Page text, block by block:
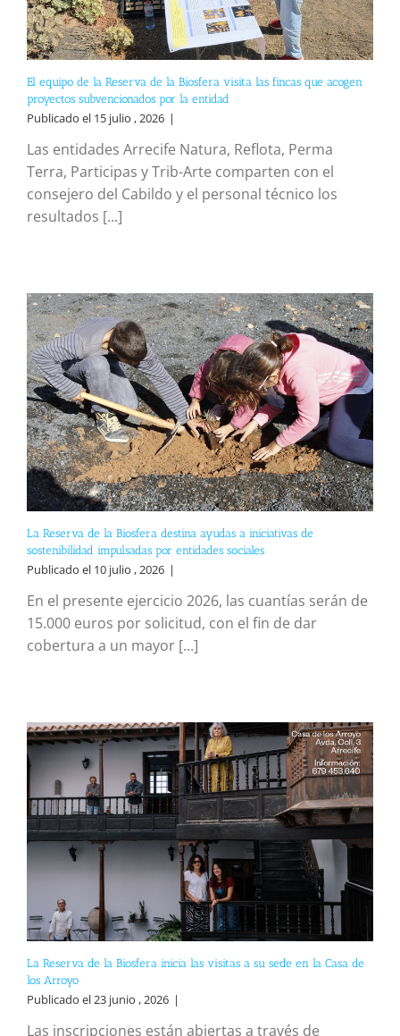
El equipo de la Reserva de la Biosfera visita las fincas que acogen
proyectos subvencionados por la entidad
Publicado el 15 julio , 2026 |
Las entidades Arrecife Natura, Reflota, Perma
Terra, Participas y Trib-Arte comparten con el
consejero del Cabildo y el personal técnico los
resultados [...]
La Reserva de la Biosfera destina ayudas a iniciativas de
sostenibilidad impulsadas por entidades sociales
Publicado el 10 julio , 2026 |
En el presente ejercicio 2026, las cuantías serán de
15.000 euros por solicitud, con el fin de dar
cobertura a un mayor [...]
La Reserva de la Biosfera inicia las visitas a su sede en la Casa de
los Arroyo
Publicado el 23 junio , 2026 |
Las inscripciones están abiertas a través de